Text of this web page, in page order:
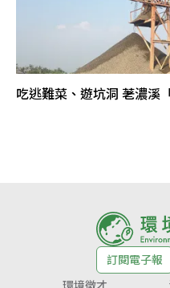
吃逃難菜、遊坑洞 荖濃溪
訂閱電子報
環境徵才